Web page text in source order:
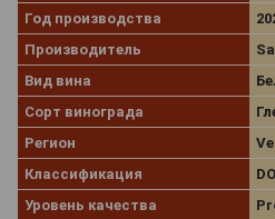
Год производства
Производитель
Вид вина
Сорт винограда
Регион
Классификация
Уровень качества